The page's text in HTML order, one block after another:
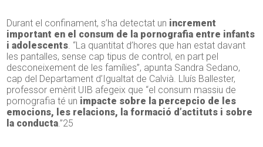
Durant el confinament, s’ha detectat un increment
important en el consum de la pornografia entre infants
i adolescents. “La quantitat d’hores que han estat davant
les pantalles, sense cap tipus de control, en part pel
desconeixement de les famílies”, apunta Sandra Sedano,
cap del Departament d’Igualtat de Calvià. Lluís Ballester,
professor emèrit UIB afegeix que “el consum massiu de
pornografia té un impacte sobre la percepcio de les
emocions, les relacions, la formació d’actituts i sobre
la conducta.”25